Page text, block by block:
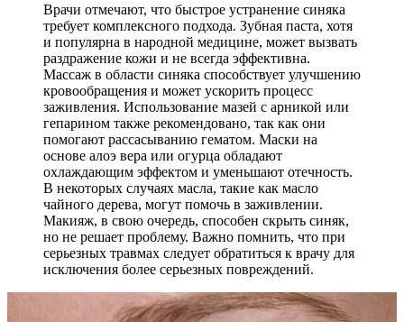
Врачи отмечают, что быстрое устранение синяка
требует комплексного подхода. Зубная паста, хотя
и популярна в народной медицине, может вызвать
раздражение кожи и не всегда эффективна.
Массаж в области синяка способствует улучшению
кровообращения и может ускорить процесс
заживления. Использование мазей с арникой или
гепарином также рекомендовано, так как они
помогают рассасыванию гематом. Маски на
основе алоэ вера или огурца обладают
охлаждающим эффектом и уменьшают отечность.
В некоторых случаях масла, такие как масло
чайного дерева, могут помочь в заживлении.
Макияж, в свою очередь, способен скрыть синяк,
но не решает проблему. Важно помнить, что при
серьезных травмах следует обратиться к врачу для
исключения более серьезных повреждений.